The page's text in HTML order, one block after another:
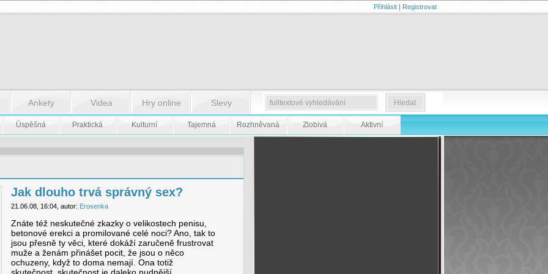
Přihlásit| Registrovat
Ankety Videa Hry online Slevy
Úspěšná Praktická Kulturní Tajemná Rozhněvaná Zlobivá Aktivní
Jak dlouho trvá správný sex?
21.06.08, 16:04, autor: Erosenka
Znáte též neskutečné zkazky o velikostech penisu,
betonové erekci a promilované celé noci? Ano, tak to
jsou přesně ty věci, které dokáží zaručeně frustrovat
muže a ženám přinášet pocit, že jsou o něco
ochuzeny, když to doma nemají. Ona totiž